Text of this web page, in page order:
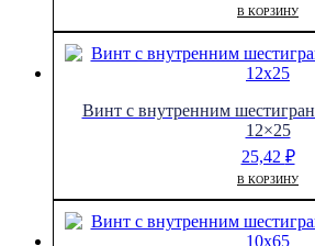
В КОРЗИНУ
Винт с внутренним
12×25
25,42 ₽
В КОРЗИНУ